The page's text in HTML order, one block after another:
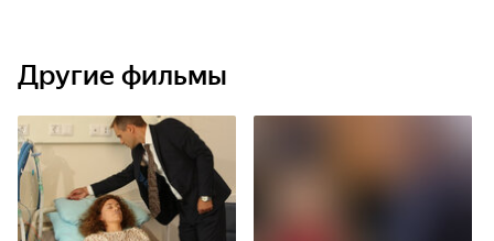
Другие фильмы